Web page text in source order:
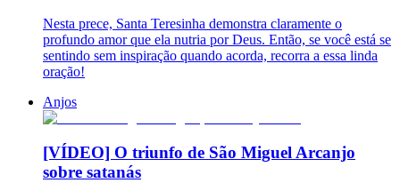
Nesta prece, Santa Teresinha demonstra claramente o
profundo amor que ela nutria por Deus. Então, se você está se
sentindo sem inspiração quando acorda, recorra a essa linda
oração!
Anjos
[VÍDEO] O triunfo de São Miguel Arcanjo
sobre satanás